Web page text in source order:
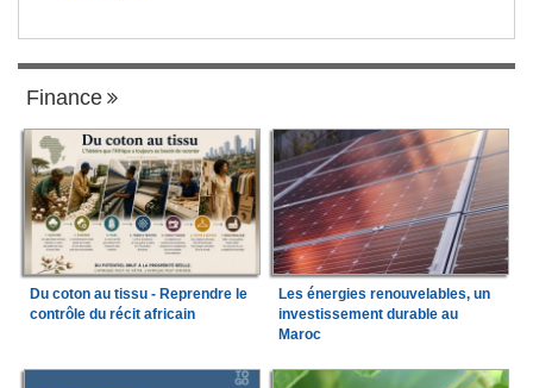
Finance
Du coton au tissu - Reprendre le
contrôle du récit africain
Les énergies renouvelables, un
investissement durable au
Maroc